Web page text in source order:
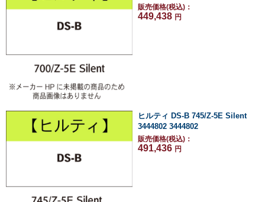
販売価格(税込)：
449,438 円
ヒルティ DS-B 745/Z-5E Silent
3444802 3444802
販売価格(税込)：
491,436 円